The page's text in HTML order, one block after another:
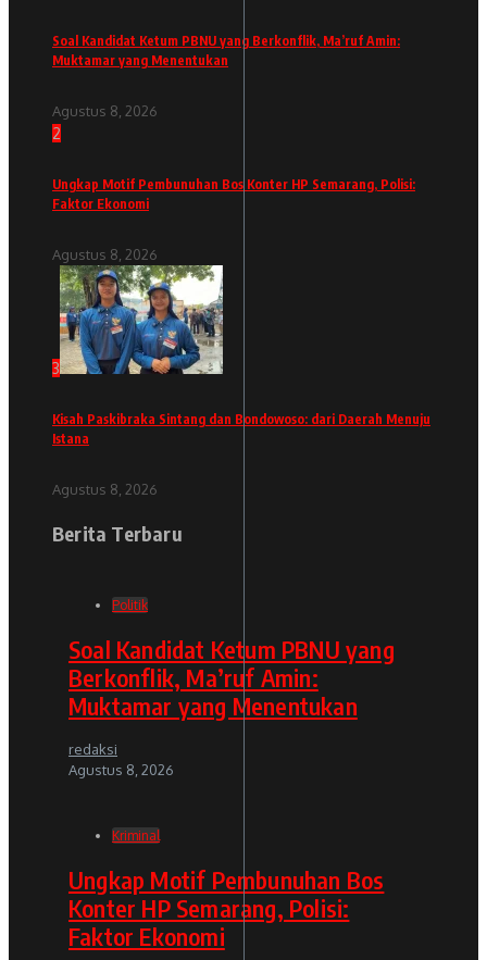
Soal Kandidat Ketum PBNU yang Berkonflik, Ma’ruf Amin:
Muktamar yang Menentukan
Agustus 8, 2026
2
Ungkap Motif Pembunuhan Bos Konter HP Semarang, Polisi:
Faktor Ekonomi
Agustus 8, 2026
3
Kisah Paskibraka Sintang dan Bondowoso: dari Daerah Menuju
Istana
Agustus 8, 2026
Berita Terbaru
Politik
Soal Kandidat Ketum PBNU yang
Berkonflik, Ma’ruf Amin:
Muktamar yang Menentukan
redaksi
Agustus 8, 2026
Kriminal
Ungkap Motif Pembunuhan Bos
Konter HP Semarang, Polisi:
Faktor Ekonomi